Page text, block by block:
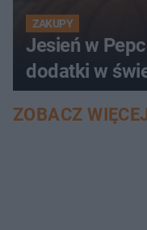
ZAKUPY
Jesień w
dodatki w
ZOBACZ